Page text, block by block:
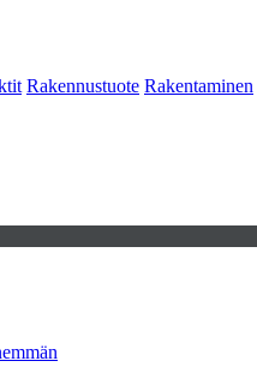
Rakennustuote Rakentaminen